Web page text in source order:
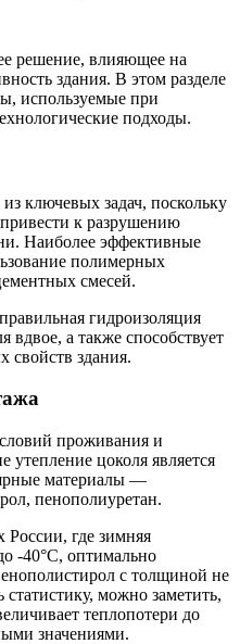
решение, влияющее на
здания. В этом разделе
используемые при
подходы.
ключевых задач, поскольку
к разрушению
Наиболее эффективные
полимерных
смесей.
гидроизоляция
вдвое, а также способствует
свойств здания.
проживания и
утепление цоколя является
материалы —
пенополиуретан.
где зимняя
-40°C, оптимально
с толщиной не
можно заметить,
теплопотери до
значениями.